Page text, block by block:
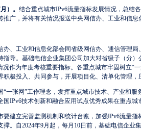
）。 结合重点城市IPv6流量指标发展情况，总结
推广，并将有关情况报送中央网信办、工业和信息
办、工业和信息化部会同省级网信办、通信管理
指导。基础电信企业集团公司加大对省级子（分
况作为年度考核重要指标。各重点城市牢固树立“
积极投入、共同参与，开展项目化、清单化管理
“一张网”工作理念，发挥重点城市技术、产业和
国IPv6技术创新和融合应用试点优秀成果在重点城
要建立完善监测机制和统计台账，加强IPv6流量
。自2024年9月起，每月10日前，基础电信企业